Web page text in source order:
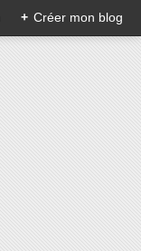
+ Créer mon blog